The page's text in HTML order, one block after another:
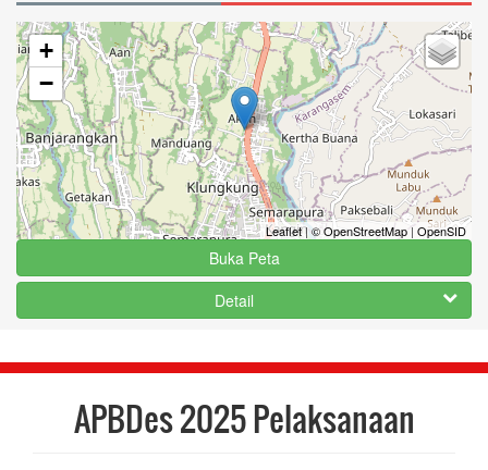
+
−
Leaflet|© OpenStreetMap|OpenSID
Buka Peta
Detail
APBDes 2025 Pelaksanaan